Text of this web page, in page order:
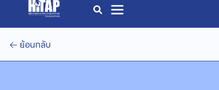
ย้อนกลับ